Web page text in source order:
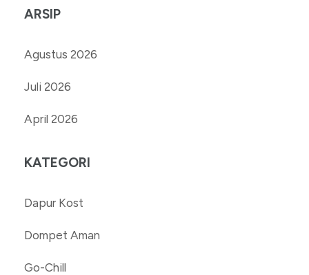
ARSIP
Agustus 2026
Juli 2026
April 2026
KATEGORI
Dapur Kost
Dompet Aman
Go-Chill